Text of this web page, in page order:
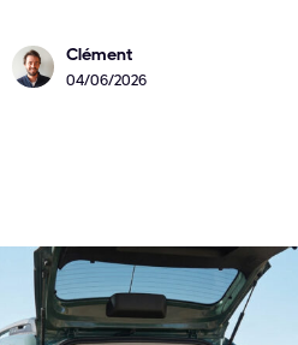
Clément
04/06/2026